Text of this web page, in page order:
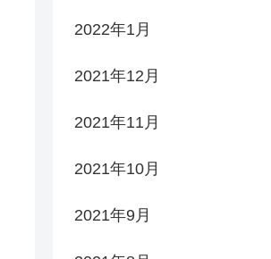
2022年1月
2021年12月
2021年11月
2021年10月
2021年9月